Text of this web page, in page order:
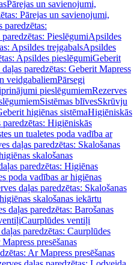
Pārejas un savienojumi,
Pārejas un savienojumi,
paredzētas:
PieslēgumiApsildes
Apsildes trejgabalsApsildes
Apsildes pieslēgumiGeberit
paredzētas: Geberit Mapress
veidgabaliemPārsegi
pieslēgumiemRezerves
Sistēmas blīvesSkrūvju
higiēnas sistēmaHigiēniskās
paredzētas: Higiēniskās
un tualetes poda vadība ar
daļas paredzētas: Skalošanas
skalošanas
paredzētas: Higiēnas
poda vadības ar higiēnas
daļas paredzētas: Skalošanas
skalošanas iekārtu
daļas paredzētas: Barošanas
Caurplūdes ventiļi
paredzētas: Caurplūdes
presēšanas
Ar Mapress presēšanas